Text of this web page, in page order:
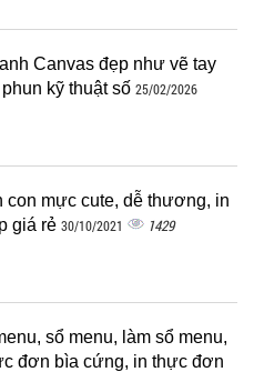
Canvas đẹp như vẽ tay
kỹ thuật số 25/02/2026
con mực cute, dễ thương, in
giá rẻ 30/10/2021 1429
sổ menu, làm sổ menu,
đơn bìa cứng, in thực đơn